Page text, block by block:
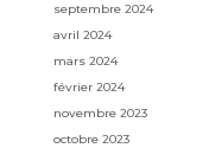
septembre 2024
avril 2024
mars 2024
février 2024
novembre 2023
octobre 2023